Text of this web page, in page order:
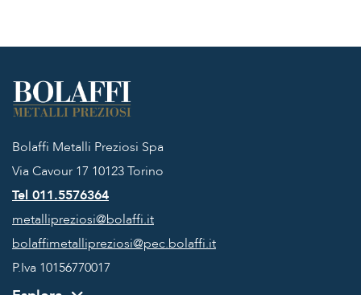
Bolaffi Metalli Preziosi Spa
Via Cavour 17 10123 Torino
Tel 011.5576364
metallipreziosi@bolaffi.it
bolaffimetallipreziosi@pec.bolaffi.it
P.Iva 10156770017